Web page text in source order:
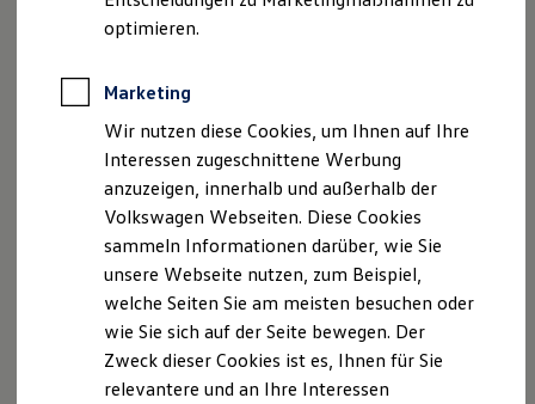
Räder & Reifen Service
Ersatzfahrzeuge
Software, Konnektivität & Apps
California App
VW Connect für Ihren ID. Buzz
VW Connect für Ihren Transporter/Caravelle
VW Connect für Ihren Amarok
VW Connect für andere Modelle
Connect Pro
Fleet Interface Data
Multistop Pathfinder
Übersicht Software Updates
Hilfreiches für Besitzer
Fahrerassistenz- und Sicherheitssysteme
Kontrollleuchten
Kurzfahrprofile und Ölverdünnung
Robin Noack
Verkäufer Nutzfahrzeuge
03546-2724-49
E-Mail schreiben
optimieren.
Marketing
Wir nutzen diese Cookies, um Ihnen auf Ihre
Interessen zugeschnittene Werbung
anzuzeigen, innerhalb und außerhalb der
Volkswagen Webseiten. Diese Cookies
sammeln Informationen darüber, wie Sie
unsere Webseite nutzen, zum Beispiel,
welche Seiten Sie am meisten besuchen oder
wie Sie sich auf der Seite bewegen. Der
Zweck dieser Cookies ist es, Ihnen für Sie
relevantere und an Ihre Interessen